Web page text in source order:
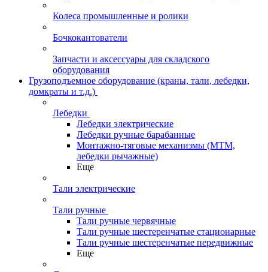
Колеса промышленные и ролики
Бочкокантователи
Запчасти и аксессуары для складского
оборудования
Грузоподъемное оборудование (краны, тали, лебедки,
домкраты и т.д.)
Лебедки
Лебедки электрические
Лебедки ручные барабанные
Монтажно-тяговые механизмы (МТМ,
лебедки рычажные)
Еще
Тали электрические
Тали ручные
Тали ручные червячные
Тали ручные шестеренчатые стационарные
Тали ручные шестеренчатые передвижные
Еще